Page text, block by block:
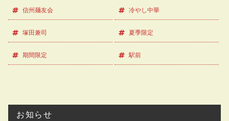
信州麺友会 冷やし中華
塚田兼司 夏季限定
期間限定 駅前
お知らせ